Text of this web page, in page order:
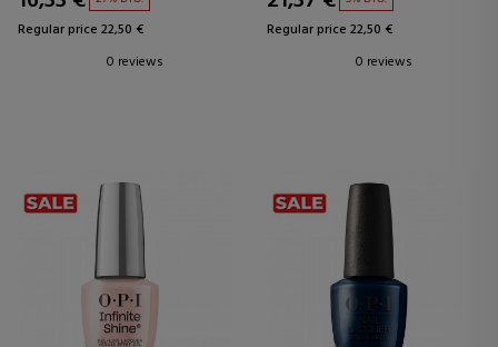
Regular price 22,50 €
0 reviews
Regular price 22,50 €
0 reviews